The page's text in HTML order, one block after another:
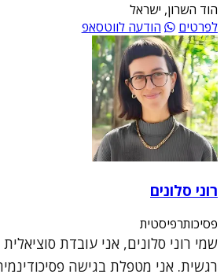
הוד השרון, ישראל
לפרטים
הודעה לווטסאפ
רוני סלונים
פסיכותרפיסטית
שמי רוני סלונים, אני עובדת
רגשית. אני מטפלת בגישה